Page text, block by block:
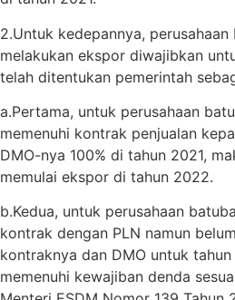
2.Untuk kedepannya,
melakukan ekspor diwajibkan
telah ditentukan pemerintah
a.Pertama, untuk perusahaan
memenuhi kontrak penjualan
DMO-nya 100% di tahun 2021,
memulai ekspor di tahun 2022.
b.Kedua, untuk perusahaan
kontrak dengan PLN namun
kontraknya dan DMO untuk
memenuhi kewajiban denda